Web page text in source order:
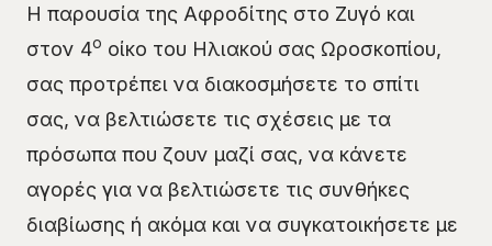
Η παρουσία της Αφροδίτης στο Ζυγό και
στον 4ο οίκο του Ηλιακού σας Ωροσκοπίου,
σας προτρέπει να διακοσμήσετε το σπίτι
σας, να βελτιώσετε τις σχέσεις με τα
πρόσωπα που ζουν μαζί σας, να κάνετε
αγορές για να βελτιώσετε τις συνθήκες
διαβίωσης ή ακόμα και να συγκατοικήσετε με